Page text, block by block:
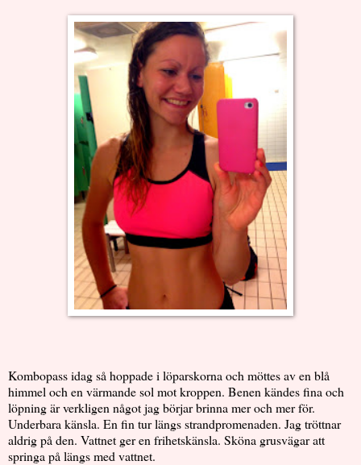
Kombopass idag så hoppade i löparskorna och möttes av en blå
himmel och en värmande sol mot kroppen. Benen kändes fina och
löpning är verkligen något jag börjar brinna mer och mer för.
Underbara känsla. En fin tur längs strandpromenaden. Jag tröttnar
aldrig på den. Vattnet ger en frihetskänsla. Sköna grusvägar att
springa på längs med vattnet.